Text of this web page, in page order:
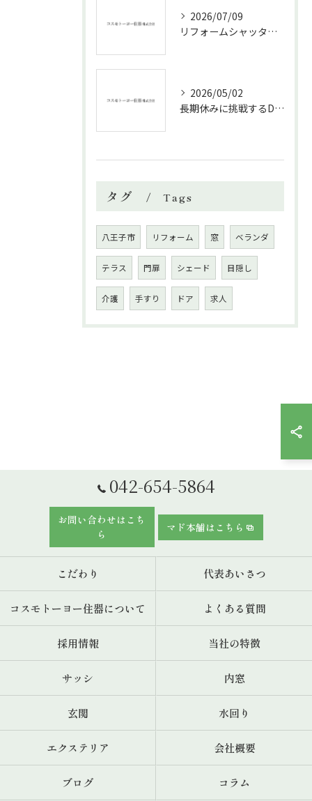
2026/07/09
リフォームシャッターで叶える台風対策の効果的方法
2026/05/02
長期休みに挑戦するDIYリフォームの極意
タグ Tags
八王子市 リフォーム 窓 ベランダ
テラス 門扉 シェード 目隠し
介護 手すり ドア 求人
042-654-5864
お問い合わせはこち
ら
マド本舗はこちら
こだわり 代表あいさつ
コスモトーヨー住器について よくある質問
採用情報 当社の特徴
サッシ 内窓
玄関 水回り
エクステリア 会社概要
ブログ コラム